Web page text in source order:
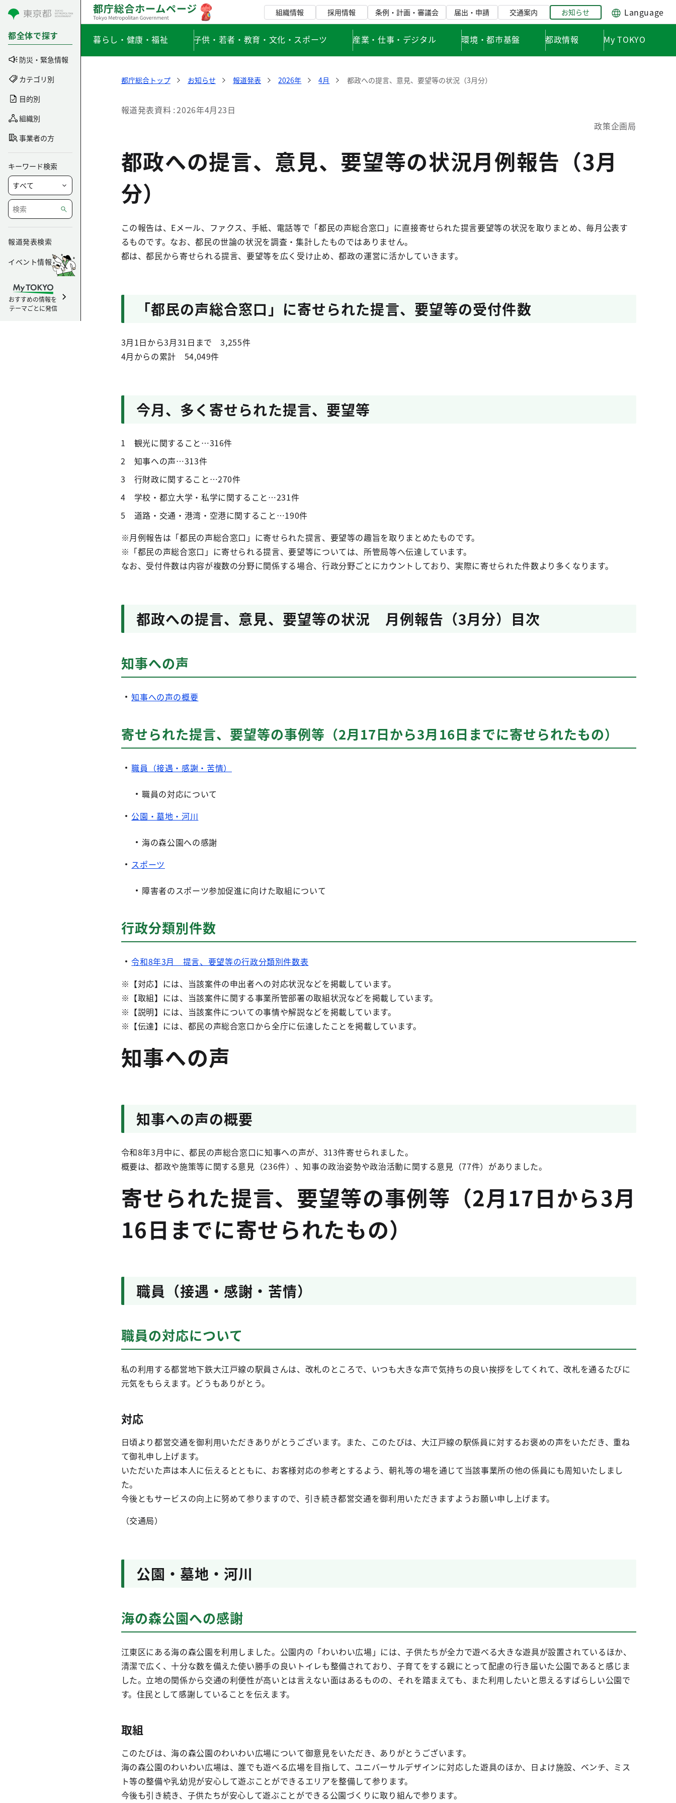
コンテンツにスキップ
都全体で探す
防災・緊急情報
カテゴリ別
目的別
組織別
事業者の方
キーワード検索
報道発表検索
イベント情報
おすすめの情報を
テーマごとに発信
組織情報 採用情報 条例・計画・審議会 届出・申請 交通案内 お知らせ Language
暮らし・健康・福祉 子供・若者・教育・文化・スポーツ 産業・仕事・デジタル 環境・都市基盤 都政情報 My TOKYO
都庁総合トップ お知らせ 報道発表 2026年 4月 都政への提言、意見、要望等の状況（3月分）
報道発表資料 2026年4月23日
政策企画局
都政への提言、意見、要望等の状況月例報告（3月
分）
この報告は、Eメール、ファクス、手紙、電話等で「都民の声総合窓口」に直接寄せられた提言要望等の状況を取りまとめ、毎月公表す
るものです。なお、都民の世論の状況を調査・集計したものではありません。
都は、都民から寄せられる提言、要望等を広く受け止め、都政の運営に活かしていきます。
「都民の声総合窓口」に寄せられた提言、要望等の受付件数
3月1日から3月31日まで 3,255件
4月からの累計 54,049件
今月、多く寄せられた提言、要望等
1 観光に関すること…316件
2 知事への声…313件
3 行財政に関すること…270件
4 学校・都立大学・私学に関すること…231件
5 道路・交通・港湾・空港に関すること…190件
※月例報告は「都民の声総合窓口」に寄せられた提言、要望等の趣旨を取りまとめたものです。
※「都民の声総合窓口」に寄せられる提言、要望等については、所管局等へ伝達しています。
なお、受付件数は内容が複数の分野に関係する場合、行政分野ごとにカウントしており、実際に寄せられた件数より多くなります。
都政への提言、意見、要望等の状況 月例報告（3月分）目次
知事への声
知事への声の概要
寄せられた提言、要望等の事例等（2月17日から3月16日までに寄せられたもの）
職員（接遇・感謝・苦情）
職員の対応について
公園・墓地・河川
海の森公園への感謝
スポーツ
障害者のスポーツ参加促進に向けた取組について
行政分類別件数
令和8年3月 提言、要望等の行政分類別件数表
※【対応】には、当該案件の申出者への対応状況などを掲載しています。
※【取組】には、当該案件に関する事業所管部署の取組状況などを掲載しています。
※【説明】には、当該案件についての事情や解説などを掲載しています。
※【伝達】には、都民の声総合窓口から全庁に伝達したことを掲載しています。
知事への声
知事への声の概要
令和8年3月中に、都民の声総合窓口に知事への声が、313件寄せられました。
概要は、都政や施策等に関する意見（236件）、知事の政治姿勢や政治活動に関する意見（77件）がありました。
寄せられた提言、要望等の事例等（2月17日から3月
16日までに寄せられたもの）
職員（接遇・感謝・苦情）
職員の対応について
私の利用する都営地下鉄大江戸線の駅員さんは、改札のところで、いつも大きな声で気持ちの良い挨拶をしてくれて、改札を通るたびに
元気をもらえます。どうもありがとう。
対応
日頃より都営交通を御利用いただきありがとうございます。また、このたびは、大江戸線の駅係員に対するお褒めの声をいただき、重ね
て御礼申し上げます。
いただいた声は本人に伝えるとともに、お客様対応の参考とするよう、朝礼等の場を通じて当該事業所の他の係員にも周知いたしまし
た。
今後ともサービスの向上に努めて参りますので、引き続き都営交通を御利用いただきますようお願い申し上げます。
（交通局）
公園・墓地・河川
海の森公園への感謝
江東区にある海の森公園を利用しました。公園内の「わいわい広場」には、子供たちが全力で遊べる大きな遊具が設置されているほか、
清潔で広く、十分な数を備えた使い勝手の良いトイレも整備されており、子育てをする親にとって配慮の行き届いた公園であると感じま
した。立地の関係から交通の利便性が高いとは言えない面はあるものの、それを踏まえても、また利用したいと思えるすばらしい公園で
す。住民として感謝していることを伝えます。
取組
このたびは、海の森公園のわいわい広場について御意見をいただき、ありがとうございます。
海の森公園のわいわい広場は、誰でも遊べる広場を目指して、ユニバーサルデザインに対応した遊具のほか、日よけ施設、ベンチ、ミス
ト等の整備や乳幼児が安心して遊ぶことができるエリアを整備して参ります。
今後も引き続き、子供たちが安心して遊ぶことができる公園づくりに取り組んで参ります。